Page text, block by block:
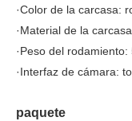
·Color de la carcasa:
·Material de la
·Peso del
·Interfaz de cámara:
paquete